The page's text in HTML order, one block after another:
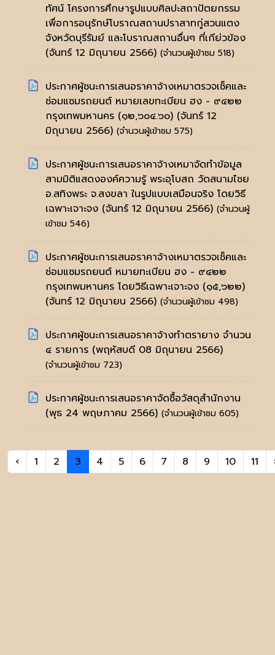
ทัศน์ โครงการศึกษารูปแบบศิลปะสถาปัตยกรรม
เพื่อการอนุรักษ์โบราณสถานปราสาทกู่สวนแตง
จังหวัดบุรีรัมย์ และโบราณสถานอื่นๆ ที่เกีย่วข้อง
(จันทร์ 12 มิถุนายน 2566) (จำนวนผู้เข้าชม 518)
ประกาศผู้ชนะการเสนอราคาจ้างเหมาตรวจเช็คและ
ซ่อมแซมรถยนต์ หมายเลขทะเบียน ฮง - ๙๔๒๒
กรุงเทพมหานคร (๑๒,๖๐๔.๖๐) (จันทร์ 12
มิถุนายน 2566) (จำนวนผู้เข้าชม 575)
ประกาศผู้ชนะการเสนอราคาจ้างเหมาจัดทำข้อมูล
สามมิติแสดงองค์ความรู้ พระอุโบสถ วัดสนามไชย
อ.สทิงพระ จ.สงขลา ในรูปแบบเสมือนจริง โดยวิธี
เฉพาะเจาะจง (จันทร์ 12 มิถุนายน 2566) (จำนวนผู้
เข้าชม 546)
ประกาศผู้ชนะการเสนอราคาจ้างเหมาตรวจเช็คและ
ซ่อมแซมรถยนต์ หมายทะเบียน ฮง - ๙๔๒๒
กรุงเทพมหานคร โดยวิธีเฉพาะเจาะจง (๑๕,๖๒๒)
(จันทร์ 12 มิถุนายน 2566) (จำนวนผู้เข้าชม 498)
ประกาศผู้ชนะการเสนอราคาจ้างทำตรายาง จำนวน
๔ รายการ (พฤหัสบดี 08 มิถุนายน 2566)
(จำนวนผู้เข้าชม 723)
ประกาศผู้ชนะการเสนอราคาจัดซื้อวัสดุสำนักงาน
(พุธ 24 พฤษภาคม 2566) (จำนวนผู้เข้าชม 605)
‹ 1 2 3 4 5 6 7 8 9 10 11